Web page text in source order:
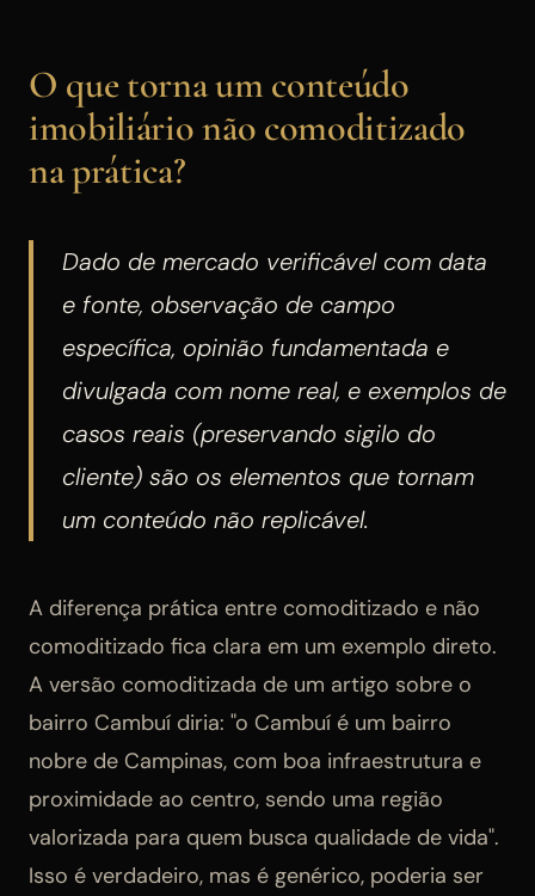
O que torna um conteúdo
imobiliário não comoditizado
na prática?
Dado de mercado verificável com data
e fonte, observação de campo
específica, opinião fundamentada e
divulgada com nome real, e exemplos de
casos reais (preservando sigilo do
cliente) são os elementos que tornam
um conteúdo não replicável.
A diferença prática entre comoditizado e não
comoditizado fica clara em um exemplo direto.
A versão comoditizada de um artigo sobre o
bairro Cambuí diria: "o Cambuí é um bairro
nobre de Campinas, com boa infraestrutura e
proximidade ao centro, sendo uma região
valorizada para quem busca qualidade de vida".
Isso é verdadeiro, mas é genérico, poderia ser